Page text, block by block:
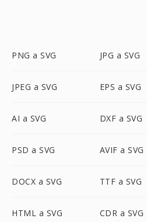
PNG a SVG JPG a SVG
JPEG a SVG EPS a SVG
AI a SVG DXF a SVG
PSD a SVG AVIF a SVG
DOCX a SVG TTF a SVG
HTML a SVG CDR a SVG